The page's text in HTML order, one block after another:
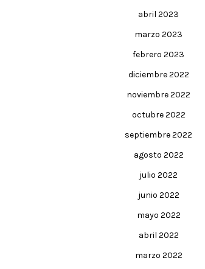
abril 2023
marzo 2023
febrero 2023
diciembre 2022
noviembre 2022
octubre 2022
septiembre 2022
agosto 2022
julio 2022
junio 2022
mayo 2022
abril 2022
marzo 2022